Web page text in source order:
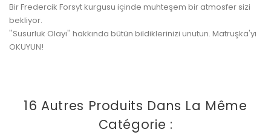
Bir Fredercik Forsyt kurgusu içinde muhteşem bir atmosfer sizi
bekliyor.
''Susurluk Olayı'' hakkında bütün bildiklerinizi unutun. Matruşka'yı
OKUYUN!
16 Autres Produits Dans La Même
Catégorie :